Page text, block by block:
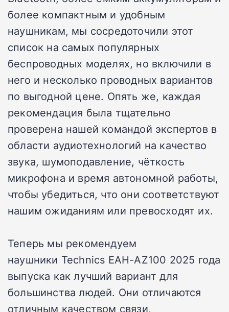
более компактным и удобным
наушникам, мы сосредоточили этот
список на самых популярных
беспроводных моделях, но включили в
него и несколько проводных вариантов
по выгодной цене. Опять же, каждая
рекомендация была тщательно
проверена нашей командой экспертов в
области аудиотехнологий на качество
звука, шумоподавление, чёткость
микрофона и время автономной работы,
чтобы убедиться, что они соответствуют
нашим ожиданиям или превосходят их.
Теперь мы рекомендуем
наушники Technics EAH-AZ100 2025 года
выпуска как лучший вариант для
большинства людей. Они отличаются
отличным качеством связи,